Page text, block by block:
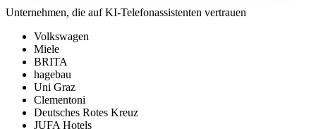
Unternehmen, die auf KI-Telefonassistenten vertrauen
Volkswagen
Miele
BRITA
hagebau
Uni Graz
Clementoni
Deutsches Rotes Kreuz
JUFA Hotels